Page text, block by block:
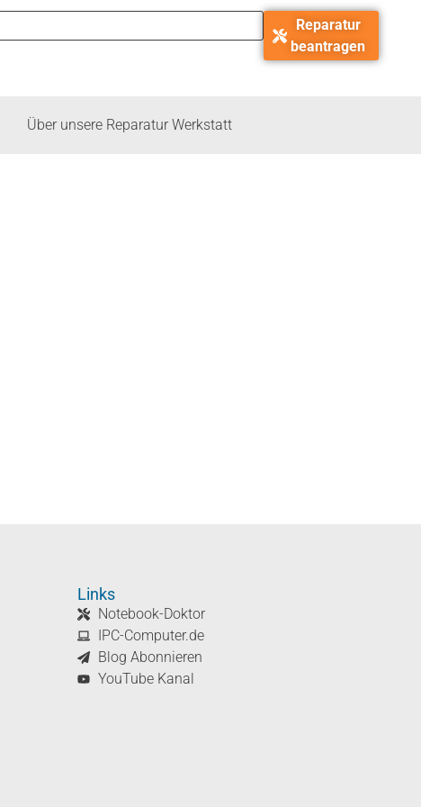
Reparatur
beantragen
Über unsere Reparatur Werkstatt
Links
Notebook-Doktor
IPC-Computer.de
Blog Abonnieren
YouTube Kanal